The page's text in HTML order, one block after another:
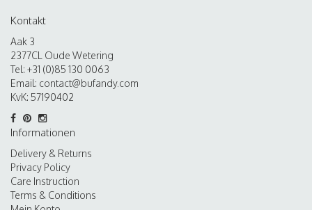
Kontakt
Aak 3
2377CL Oude Wetering
Tel: +31 (0)85 130 0063
Email: contact@bufandy.com
KvK: 57190402
Informationen
Delivery & Returns
Privacy Policy
Care Instruction
Terms & Conditions